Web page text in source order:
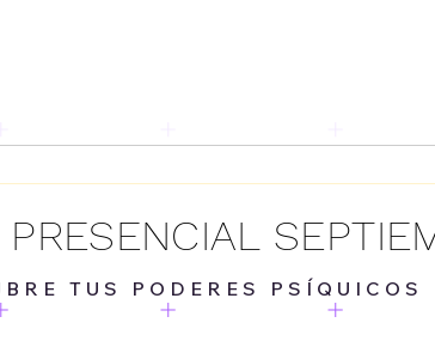
TUS PODERES PSÍQUICOS